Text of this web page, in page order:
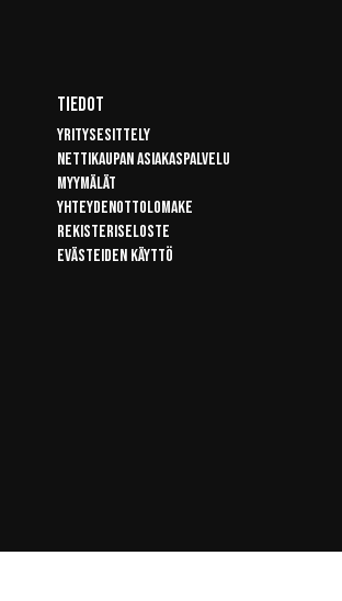
Tiedot
Yritysesittely
Nettikaupan asiakaspalvelu
Myymälät
Yhteydenottolomake
Rekisteriseloste
Evästeiden käyttö